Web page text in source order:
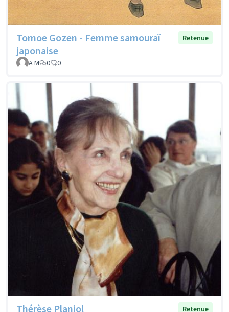
Tomoe Gozen - Femme samouraï
japonaise
Retenue
A M 0 0
Thérèse Planiol
Retenue